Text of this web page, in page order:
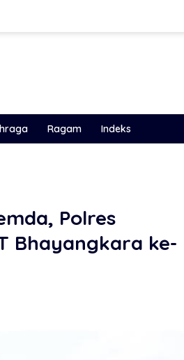
Ragam Indeks
Polres
Bhayangkara ke-